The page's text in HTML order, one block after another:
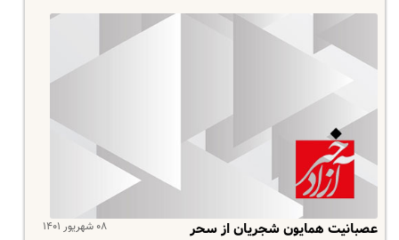
۰۸ شهریور ۱۴۰۱
عصبانیت همایون شجریان از سحر